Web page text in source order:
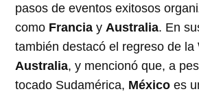
pasos de eventos exitosos
como Francia y Australia. En
también destacó el regreso de la
Australia, y mencionó que, a
tocado Sudamérica, México es